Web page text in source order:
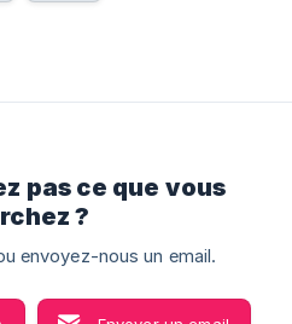
pas ce que vous
?
envoyez-nous un email.